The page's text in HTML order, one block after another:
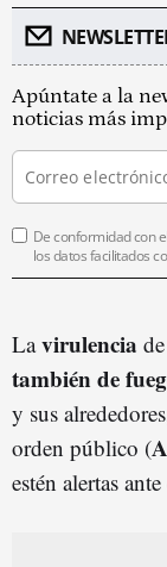
Apúntate a la
noticias más
De conformidad con
los datos facilitados
Lavirulencia
también de
y sus
orden público (
estén alertas